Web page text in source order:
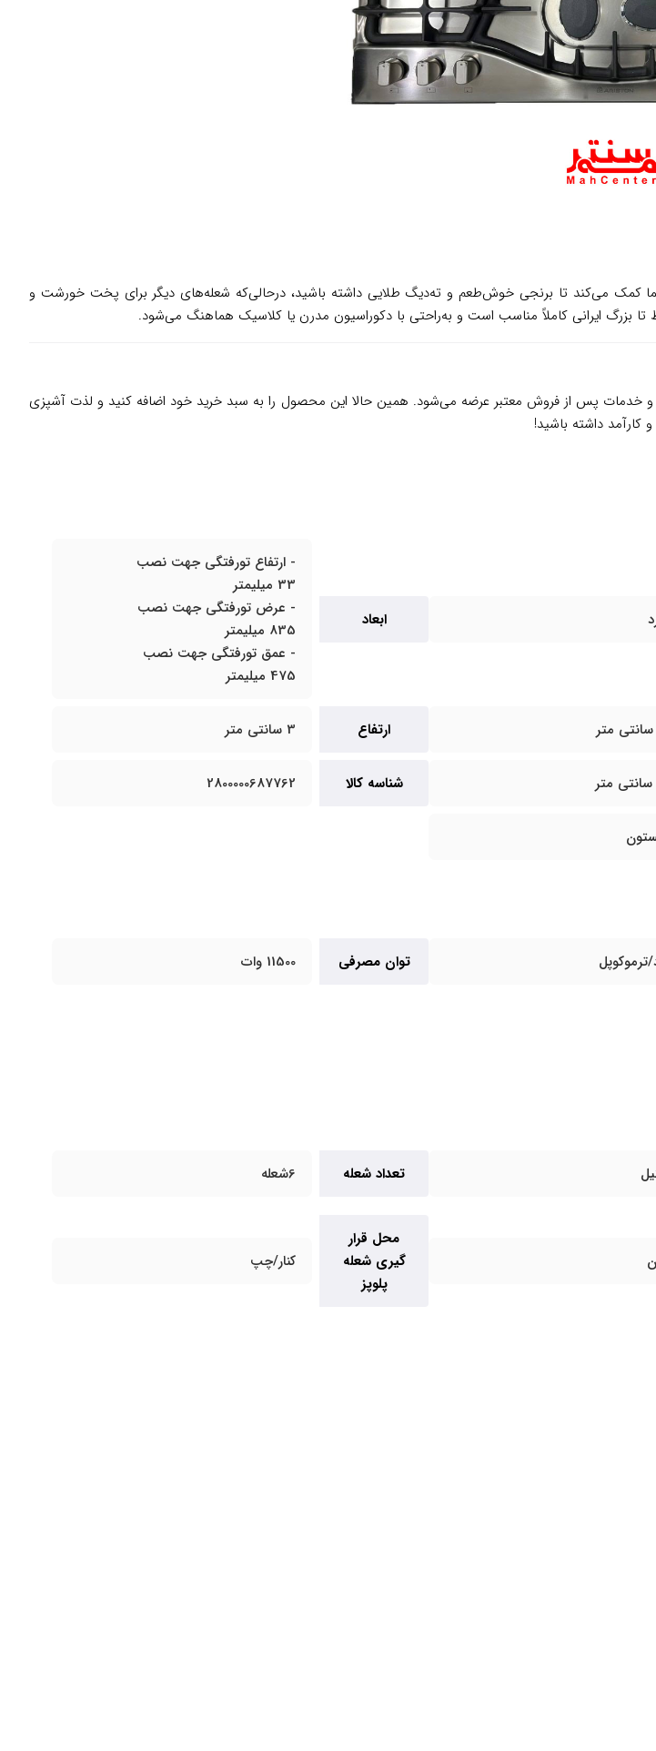
شما کمک می‌کند تا برنجی خوش‌طعم و ته‌دیگ طلایی داشته باشید، درحالی‌که شعله‌های دیگر برای پخت خورشت و
و خدمات پس از فروش معتبر عرضه می‌شود. همین حالا این محصول را به سبد خرید خود اضافه کنید و لذت آشپزی
داشته باشید!
ابعاد
- ارتفاع تورفتگی جهت نصب
33 میلیمتر
- عرض تورفتگی جهت نصب
835 میلیمتر
- عمق تورفتگی جهت نصب
475 میلیمتر
ارتفاع 3 سانتی متر
شناسه کالا 2800000687762
ترموکوپل توان مصرفی 11500 وات
تعداد شعله 6شعله
محل قرار
گیری شعله
پلوپز
کنار/چپ